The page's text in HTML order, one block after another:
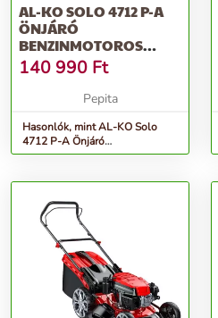
AL-KO SOLO 4712 P-A
ÖNJÁRÓ
BENZINMOTOROS
FŰNYÍRÓ, 1900 W
140 990 Ft
Pepita
Hasonlók, mint AL-KO Solo
4712 P-A Önjáró
Benzinmotoros Fűnyíró, 1900